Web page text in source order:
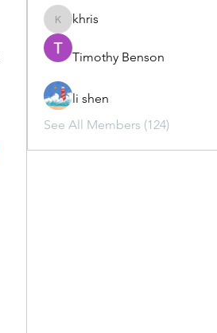
khris
khris
Timothy Benson
li shen
See All Members (124)